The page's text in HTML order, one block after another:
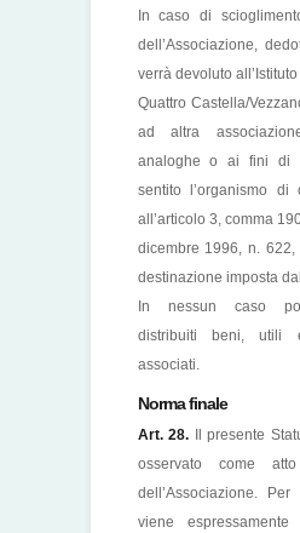
In caso di
dell’Associazione,
verrà devoluto
Quattro Castella/
ad altra
analoghe o ai fini di
sentito l’organismo
all’articolo 3, comma
dicembre 1996, n.
destinazione imposta
In nessun caso
distribuiti beni, utili
associati.
Norma finale
Art. 28.
Il presente
osservato come atto
dell’Associazione.
viene